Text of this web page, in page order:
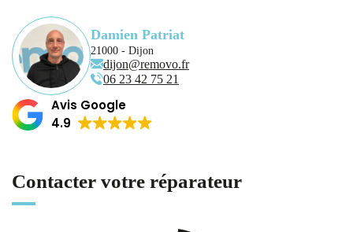
Damien Patriat
21000 - Dijon
dijon@removo.fr
06 23 42 75 21
Avis Google
4.9
Contacter votre réparateur